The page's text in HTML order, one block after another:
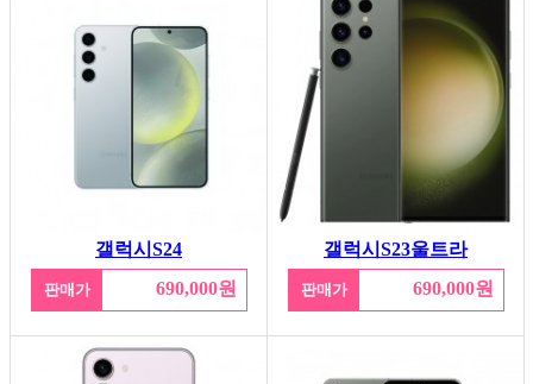
갤럭시S24
판매가 690,000원
갤럭시S23울트라
판매가 690,000원